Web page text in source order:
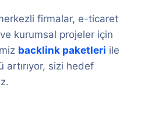
firmalar, e-ticaret
kurumsal projeler için
backlink paketleri ile
sizi hedef